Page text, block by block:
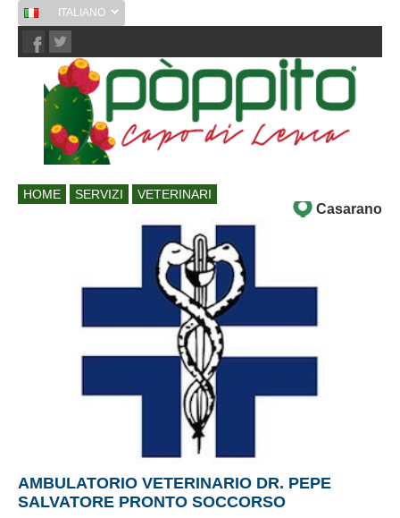
ITALIANO
HOME SERVIZI VETERINARI
Casarano
AMBULATORIO VETERINARIO DR. PEPE
SALVATORE PRONTO SOCCORSO